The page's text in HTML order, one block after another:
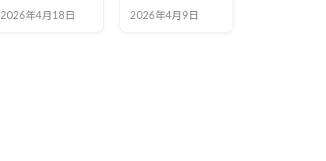
2026年4月18日 2026年4月9日